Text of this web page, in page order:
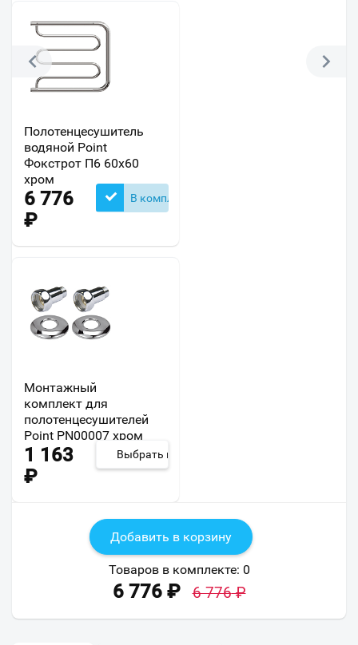
Полотенцесушитель
водяной Point
Фокстрот П6 60х60
хром
6 776
₽
В комплекте
Монтажный
комплект для
полотенцесушителей
Point PN00007 хром
1 163
₽
Выбрать из 7
Добавить в корзину
Товаров в комплекте: 0
6 776₽ 6 776₽